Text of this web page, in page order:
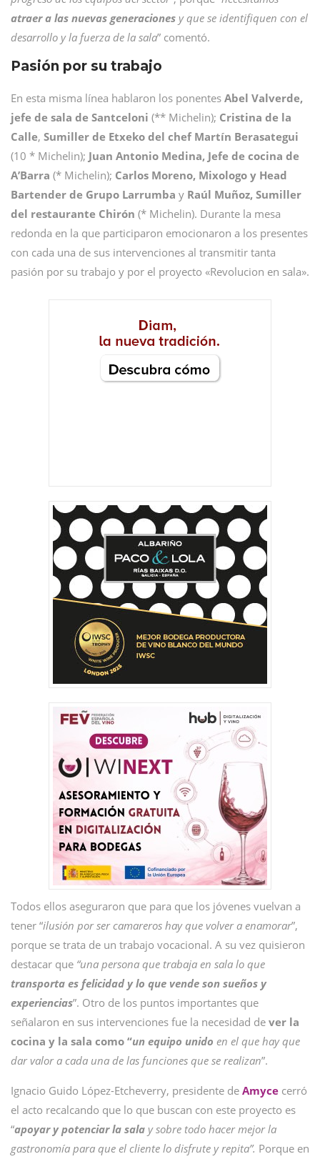
atraer a las nuevas generaciones y que se identifiquen con el
desarrollo y la fuerza de la sala” comentó.
Pasión por su trabajo
En esta misma línea hablaron los ponentes Abel Valverde,
jefe de sala de Santceloni (** Michelin); Cristina de la
Calle, Sumiller de Etxeko del chef Martín Berasategui
(10 * Michelin); Juan Antonio Medina, Jefe de cocina de
A’Barra (* Michelin); Carlos Moreno, Mixologo y Head
Bartender de Grupo Larrumba y Raúl Muñoz, Sumiller
del restaurante Chirón (* Michelin). Durante la mesa
redonda en la que participaron emocionaron a los presentes
con cada una de sus intervenciones al transmitir tanta
pasión por su trabajo y por el proyecto «Revolucion en sala».
Todos ellos aseguraron que para que los jóvenes vuelvan a
tener “ilusión por ser camareros hay que volver a enamorar”,
porque se trata de un trabajo vocacional. A su vez quisieron
destacar que “una persona que trabaja en sala lo que
transporta es felicidad y lo que vende son sueños y
experiencias”. Otro de los puntos importantes que
señalaron en sus intervenciones fue la necesidad de ver la
cocina y la sala como “un equipo unido en el que hay que
dar valor a cada una de las funciones que se realizan”.
Ignacio Guido López-Etcheverry, presidente de Amyce cerró
el acto recalcando que lo que buscan con este proyecto es
“apoyar y potenciar la sala y sobre todo hacer mejor la
gastronomía para que el cliente lo disfrute y repita”. Porque en